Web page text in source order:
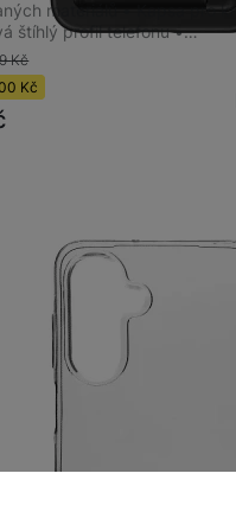
materiálů • Kapsa pro
štíhlý profil telefonu •…
Kč
Kč